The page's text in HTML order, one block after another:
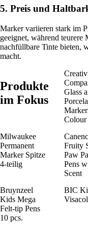
5. Preis und
Marker variieren stark im
geeignet, während teurere
nachfüllbare Tinte bieten,
macht.
Produkte
im Fokus
Creativ
Glass
Colour
Milwaukee
Permanent
Marker Spitze
4-teilig
Fruity
Paw
Pens
Scent
Bruynzeel
Kids Mega
Felt-tip Pens
10 pcs.
BIC